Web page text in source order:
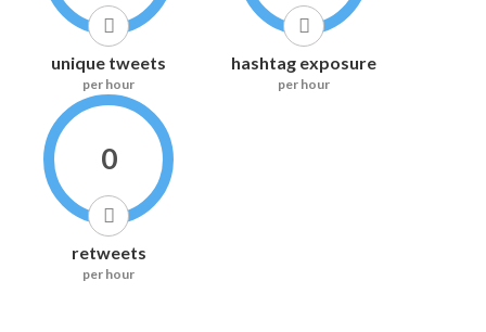
unique tweets
per hour
hashtag exposure
per hour
0
retweets
per hour